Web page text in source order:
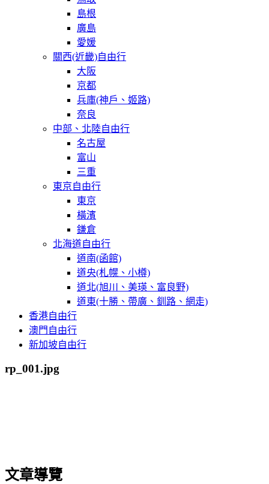
島根
廣島
愛媛
關西(近畿)自由行
大阪
京都
兵庫(神戶、姬路)
奈良
中部、北陸自由行
名古屋
富山
三重
東京自由行
東京
橫濱
鎌倉
北海道自由行
道南(函館)
道央(札幌、小樽)
道北(旭川、美瑛、富良野)
道東(十勝、帶廣、釧路、網走)
香港自由行
澳門自由行
新加坡自由行
rp_001.jpg
文章導覽